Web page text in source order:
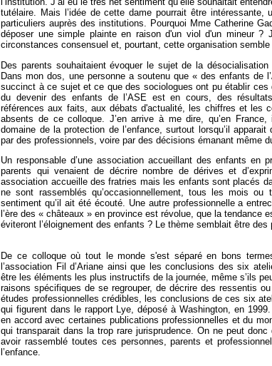
tutélaire. Mais l’idée de cette dame pourrait être
particuliers auprès des institutions. Pourquoi Mme Catherine
déposer une simple plainte en raison d'un viol d'un mineur
circonstances consensuel et, pourtant, cette organisation
Des parents souhaitaient évoquer le sujet de la
Dans mon dos, une personne a soutenu que « des enfants
succinct à ce sujet et ce que des sociologues ont pu établir ces
du devenir des enfants de l’ASE est en cours, des
références aux faits, aux débats d'actualité, les chiffres et les
absents de ce colloque. J’en arrive à me dire, qu’en
domaine de la protection de l’enfance, surtout lorsqu’il
par des professionnels, voire par des décisions émanant même
Un responsable d’une association accueillant des enfants
parents qui venaient de décrire nombre de dérives et
association accueille des fratries mais les enfants sont placés
ne sont rassemblés qu’occasionnellement, tous les mois
sentiment qu’il ait été écouté. Une autre professionnelle a
l’ère des « châteaux » en province est révolue, que la tendance
éviteront l’éloignement des enfants ? Le thème semblait être
De ce colloque où tout le monde s'est séparé en bons
l’association Fil d’Ariane ainsi que les conclusions des six
être les éléments les plus instructifs de la journée, même s’ils
raisons spécifiques de se regrouper, de décrire des ressentis
études professionnelles crédibles, les conclusions de ces six
qui figurent dans le rapport Lye, déposé à Washington, en
en accord avec certaines publications professionnelles et du
qui transparait dans la trop rare jurisprudence. On ne peut
avoir rassemblé toutes ces personnes, parents et
l’enfance.